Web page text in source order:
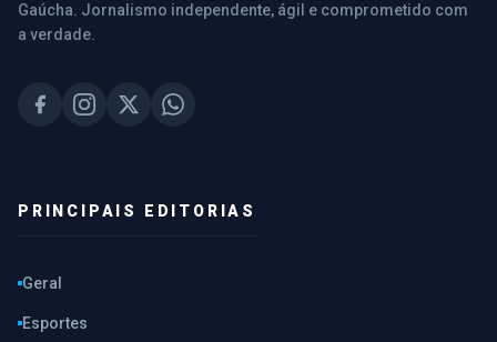
Gaúcha. Jornalismo independente, ágil e comprometido com
a verdade.
PRINCIPAIS EDITORIAS
Geral
Esportes